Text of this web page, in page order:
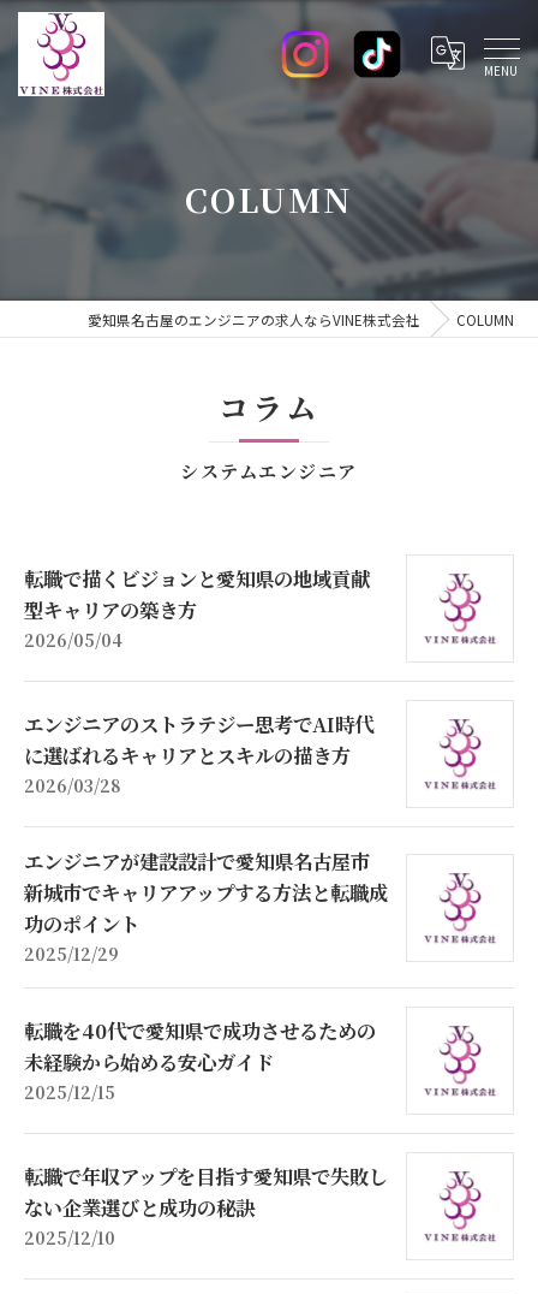
COLUMN
愛知県名古屋のエンジニアの求人ならVINE株式会社 COLUMN
コラム
システムエンジニア
転職で描くビジョンと愛知県の地域貢献
型キャリアの築き方
2026/05/04
エンジニアのストラテジー思考でAI時代
に選ばれるキャリアとスキルの描き方
2026/03/28
エンジニアが建設設計で愛知県名古屋市
新城市でキャリアアップする方法と転職成
功のポイント
2025/12/29
転職を40代で愛知県で成功させるための
未経験から始める安心ガイド
2025/12/15
転職で年収アップを目指す愛知県で失敗し
ない企業選びと成功の秘訣
2025/12/10